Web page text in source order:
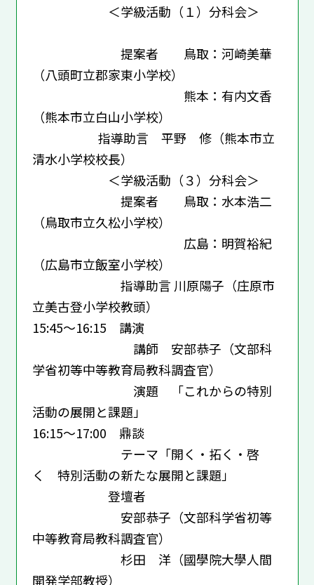
＜学級活動（１）分科会＞
提案者 鳥取：河崎美華
（八頭町立郡家東小学校）
熊本：有内文香
（熊本市立白山小学校）
指導助言 平野 修（熊本市立
清水小学校校長）
＜学級活動（３）分科会＞
提案者 鳥取：水本浩二
（鳥取市立久松小学校）
広島：明賀裕紀
（広島市立飯室小学校）
指導助言 川原陽子（庄原市
立美古登小学校教頭）
15:45～16:15 講演
講師 安部恭子（文部科
学省初等中等教育局教科調査官）
演題 「これからの特別
活動の展開と課題」
16:15～17:00 鼎談
テーマ「開く・拓く・啓
く 特別活動の新たな展開と課題」
登壇者
安部恭子（文部科学省初等
中等教育局教科調査官）
杉田 洋（國學院大學人間
開発学部教授）